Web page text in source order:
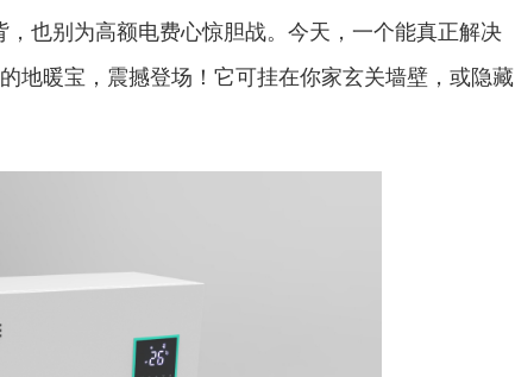
也别为高额电费心惊胆战。今天，一个能真正解决
暖宝，‌震撼登场！它可挂在你家玄关墙壁，或隐藏